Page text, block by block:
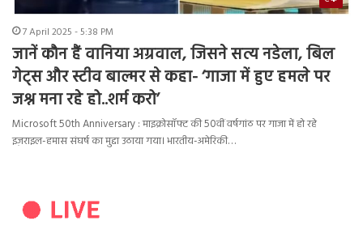
7 April 2025 - 5:38 PM
जानें कौन हैं वानिया अग्रवाल, जिसने सत्य नडेला, बिल
गेट्स और स्टीव बाल्मर से कहा- ‘गाजा में हुए हमले पर
जश्न मना रहे हो..शर्म करो’
Microsoft 50th Anniversary : माइक्रोसॉफ्ट की 50वीं वर्षगांठ पर गाजा में हो रहे
इज़राइल-हमास संघर्ष का मुद्दा उठाया गया। भारतीय-अमेरिकी…